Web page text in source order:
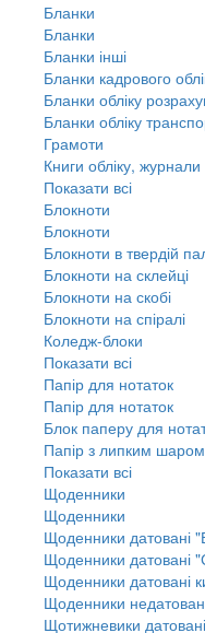
Бланки
Бланки
Бланки інші
Бланки кадрового
Бланки обліку
Бланки обліку
Грамоти
Книги обліку, журнали
Показати всі
Блокноти
Блокноти
Блокноти в твердій
Блокноти на склейці
Блокноти на скобі
Блокноти на спіралі
Коледж-блоки
Показати всі
Папір для нотаток
Папір для нотаток
Блок паперу для
Папір з липким
Показати всі
Щоденники
Щоденники
Щоденники датовані
Щоденники датовані
Щоденники датовані
Щоденники
Щотижневики